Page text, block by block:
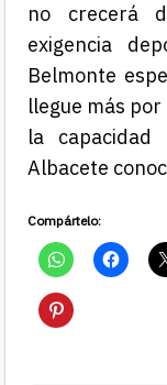
no crecerá
exigencia
Belmonte
llegue más
la capacidad
Albacete
Compártelo: